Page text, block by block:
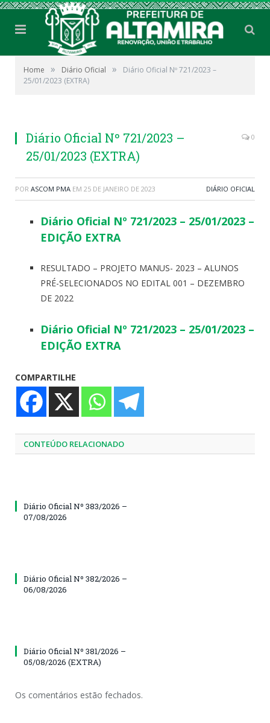
Home » Diário Oficial »
Diário Oficial Nº 721/2023 –
25/01/2023 (EXTRA)
Diário Oficial Nº 721/2023 –
25/01/2023 (EXTRA)
0
POR ASCOM PMA EM 25 DE JANEIRO DE 2023 DIÁRIO OFICIAL
Diário Oficial Nº 721/2023 – 25/01/2023 –
EDIÇÃO EXTRA
RESULTADO – PROJETO MANUS- 2023 – ALUNOS
PRÉ-SELECIONADOS NO EDITAL 001 – DEZEMBRO
DE 2022
Diário Oficial Nº 721/2023 – 25/01/2023 –
EDIÇÃO EXTRA
COMPARTILHE
CONTEÚDO RELACIONADO
Diário Oficial Nº 383/2026 –
07/08/2026
Diário Oficial Nº 382/2026 –
06/08/2026
Diário Oficial Nº 381/2026 –
05/08/2026 (EXTRA)
Os comentários estão fechados.